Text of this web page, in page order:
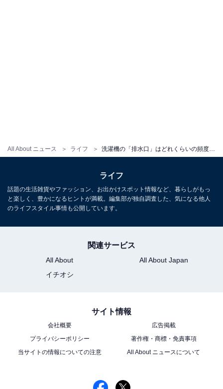
All About ニュース ライフ
こちらもおすすめ
ライフ
話題の生活雑貨やファッション、お出かけスポット情報など、暮らしがもっ
と楽しく、豊かになるヒントが満載。編集部が独自調査した、気になる他人
のライフスタイル事情も公開しています。
関連サービス
All About
All About Japan
イチオシ
サイト情報
会社概要
広告掲載
プライバシーポリシー
著作権・商標・免責事項
当サイトの情報についての注意
All About ニュースについて